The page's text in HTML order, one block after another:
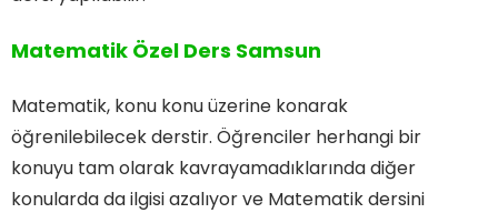
Matematik Özel Ders Samsun
Matematik, konu konu üzerine konarak
öğrenilebilecek derstir. Öğrenciler herhangi bir
konuyu tam olarak kavrayamadıklarında diğer
konularda da ilgisi azalıyor ve Matematik dersini